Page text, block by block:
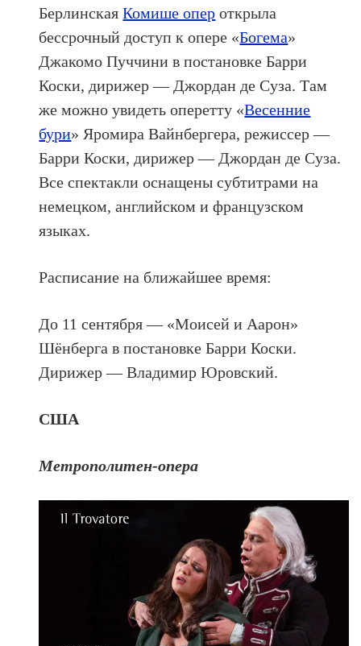
БерлинскаяКомише опер открыла
бессрочный доступ к опере «Богема»
Джакомо Пуччини в постановке Барри
Коски, дирижер — Джордан де Суза. Там
же можно увидеть оперетту «Весенние
бури» Яромира Вайнбергера, режиссер —
Барри Коски, дирижер — Джордан де Суза.
Все спектакли оснащены субтитрами на
немецком, английском и французском
языках.
Расписание на ближайшее время:
До 11 сентября — «Моисей и Аарон»
Шёнберга в постановке Барри Коски.
Дирижер — Владимир Юровский.
США
Метрополитен-опера